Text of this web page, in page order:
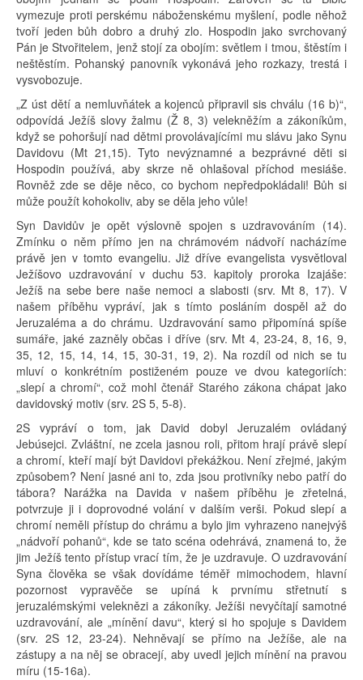
vymezuje proti perskému náboženskému myšlení, podle něhož
tvoří jeden bůh dobro a druhý zlo. Hospodin jako svrchovaný
Pán je Stvořitelem, jenž stojí za obojím: světlem i tmou, štěstím i
neštěstím. Pohanský panovník vykonává jeho rozkazy, trestá i
vysvobozuje.
„Z úst dětí a nemluvňátek a kojenců připravil sis chválu (16 b)“,
odpovídá Ježíš slovy žalmu (Ž 8, 3) velekněžím a zákoníkům,
když se pohoršují nad dětmi provolávajícími mu slávu jako Synu
Davidovu (Mt 21,15). Tyto nevýznamné a bezprávné děti si
Hospodin používá, aby skrze ně ohlašoval příchod mesiáše.
Rovněž zde se děje něco, co bychom nepředpokládali! Bůh si
může použít kohokoliv, aby se děla jeho vůle!
Syn Davidův je opět výslovně spojen s uzdravováním (14).
Zmínku o něm přímo jen na chrámovém nádvoří nacházíme
právě jen v tomto evangeliu. Již dříve evangelista vysvětloval
Ježíšovo uzdravování v duchu 53. kapitoly proroka Izajáše:
Ježíš na sebe bere naše nemoci a slabosti (srv. Mt 8, 17). V
našem příběhu vypráví, jak s tímto posláním dospěl až do
Jeruzaléma a do chrámu. Uzdravování samo připomíná spíše
sumáře, jaké zazněly občas i dříve (srv. Mt 4, 23-24, 8, 16, 9,
35, 12, 15, 14, 14, 15, 30-31, 19, 2). Na rozdíl od nich se tu
mluví o konkrétním postiženém pouze ve dvou kategoriích:
„slepí a chromí“, což mohl čtenář Starého zákona chápat jako
davidovský motiv (srv. 2S 5, 5-8).
2S vypráví o tom, jak David dobyl Jeruzalém ovládaný
Jebúsejci. Zvláštní, ne zcela jasnou roli, přitom hrají právě slepí
a chromí, kteří mají být Davidovi překážkou. Není zřejmé, jakým
způsobem? Není jasné ani to, zda jsou protivníky nebo patří do
tábora? Narážka na Davida v našem příběhu je zřetelná,
potvrzuje ji i doprovodné volání v dalším verši. Pokud slepí a
chromí neměli přístup do chrámu a bylo jim vyhrazeno nanejvýš
„nádvoří pohanů“, kde se tato scéna odehrává, znamená to, že
jim Ježíš tento přístup vrací tím, že je uzdravuje. O uzdravování
Syna člověka se však dovídáme téměř mimochodem, hlavní
pozornost vypravěče se upíná k prvnímu střetnutí s
jeruzalémskými veleknězi a zákoníky. Ježíši nevyčítají samotné
uzdravování, ale „mínění davu“, který si ho spojuje s Davidem
(srv. 2S 12, 23-24). Nehněvají se přímo na Ježíše, ale na
zástupy a na něj se obracejí, aby uvedl jejich mínění na pravou
míru (15-16a).